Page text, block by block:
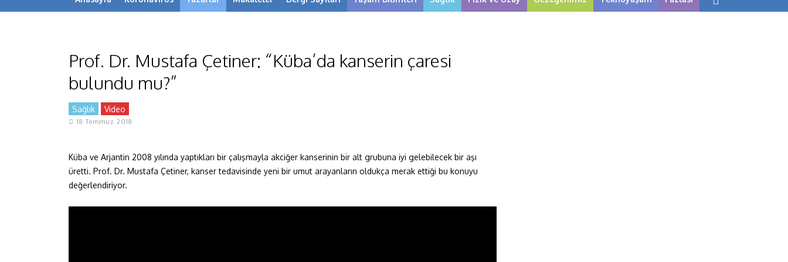
Prof. Dr. Mustafa Çetiner: “Küba’da kanserin çaresi
bulundu mu?”
Sağlık Video
18 Temmuz 2018
Küba ve Arjantin 2008 yılında yaptıkları bir çalışmayla akciğer kanserinin bir alt grubuna iyi gelebilecek bir aşı
üretti. Prof. Dr. Mustafa Çetiner, kanser tedavisinde yeni bir umut arayanların oldukça merak ettiği bu konuyu
değerlendiriyor.